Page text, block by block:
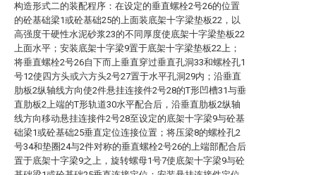
构造形式二的装配程序：在设定的垂直螺栓2号26的位置
的砼基础梁1或砼基础25的上面装底架十字梁垫板22，以
高强度干硬性水泥砂浆23的不同厚度使底架十字梁垫板22
上面水平；安装底架十字梁9置于底架十字梁垫板22上；
将垂直螺栓2号26自下而上垂直穿过垂直孔洞33和螺栓孔1
号12使四方头或六方头2号27置于水平孔洞29内；沿垂直
肋板2纵轴线方向使2件悬挂连接件2号28的T形凹槽31与垂
直肋板2上端的T形轨道30水平配合后，沿垂直肋板2纵轴
线方向移动悬挂连接件2号28至设定的底架十字梁9与砼基
础梁1或砼基础25垂直定位连接位置；将压梁8的螺栓孔2
号34和垫圈24与2件对称的垂直螺栓2号26的上端部配合后
置于底架十字梁9之上，旋转螺母1号7使底架十字梁9与砼